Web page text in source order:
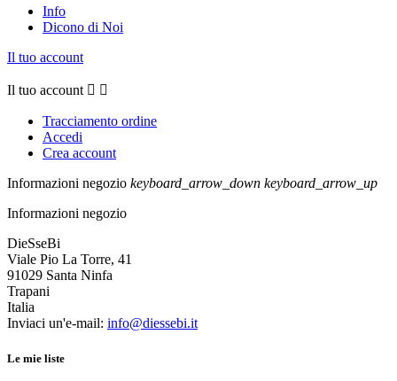
Info
Dicono di Noi
Il tuo account
Il tuo account  
Tracciamento ordine
Accedi
Crea account
Informazioni negozio keyboard_arrow_down keyboard_arrow_up
Informazioni negozio
DieSseBi
Viale Pio La Torre, 41
91029 Santa Ninfa
Trapani
Italia
Inviaci un'e-mail: info@diessebi.it
Le mie liste